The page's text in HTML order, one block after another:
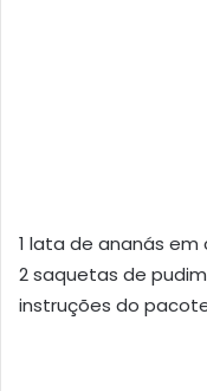
1 lata de ananás em
2 saquetas de
instruções do